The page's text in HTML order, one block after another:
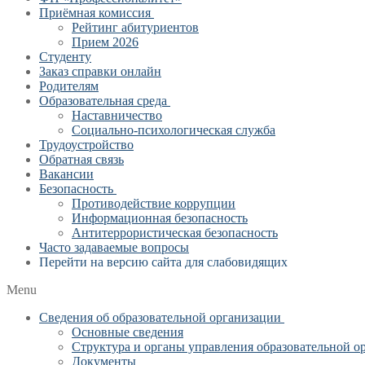
Приёмная комиссия
Рейтинг абитуриентов
Прием 2026
Студенту
Заказ справки онлайн
Родителям
Образовательная среда
Наставничество
Социально-психологическая служба
Трудоустройство
Обратная связь
Вакансии
Безопасность
Противодействие коррупции
Информационная безопасность
Антитеррористическая безопасность
Часто задаваемые вопросы
Перейти на версию сайта для слабовидящих
Menu
Сведения об образовательной организации
Основные сведения
Структура и органы управления образовательной
Документы